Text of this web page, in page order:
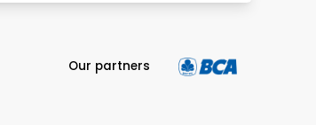
Our partners